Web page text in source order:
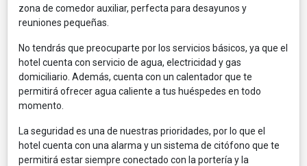
zona de comedor auxiliar, perfecta para desayunos y
reuniones pequeñas.
No tendrás que preocuparte por los servicios básicos, ya que el
hotel cuenta con servicio de agua, electricidad y gas
domiciliario. Además, cuenta con un calentador que te
permitirá ofrecer agua caliente a tus huéspedes en todo
momento.
La seguridad es una de nuestras prioridades, por lo que el
hotel cuenta con una alarma y un sistema de citófono que te
permitirá estar siempre conectado con la portería y la